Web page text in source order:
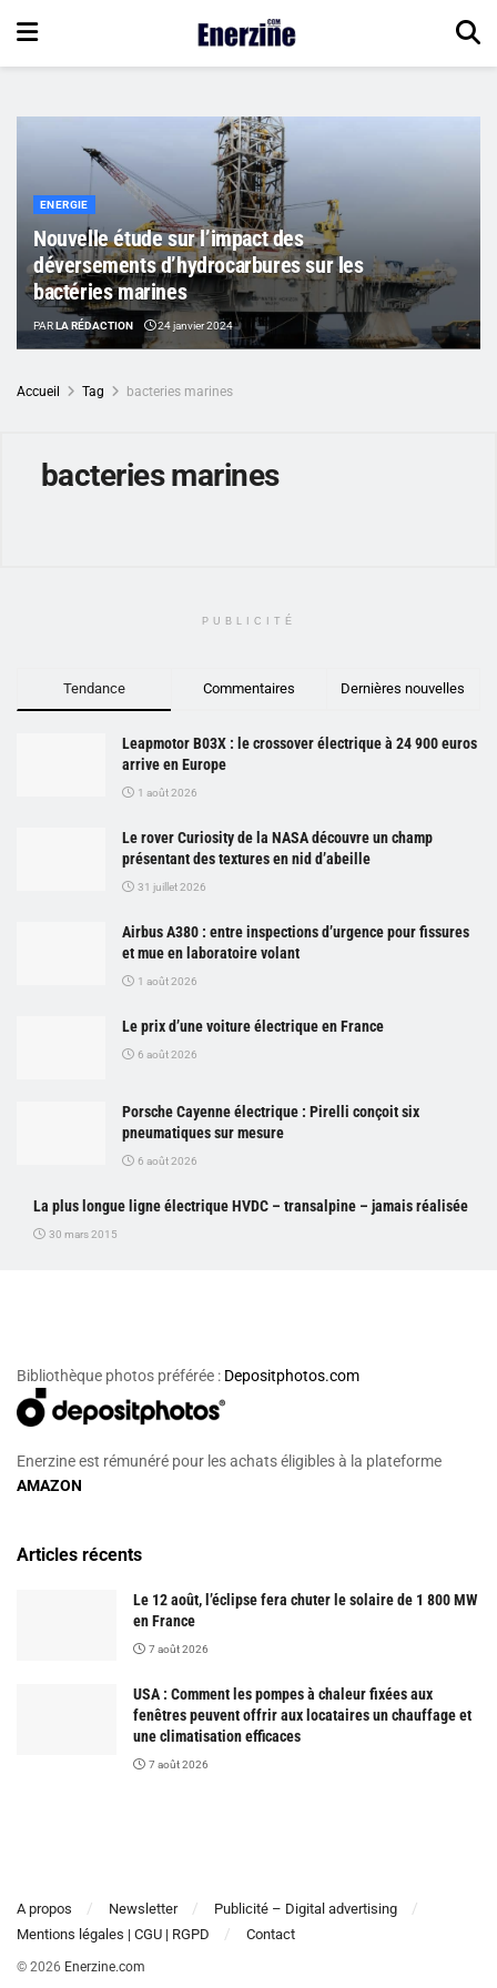
ENERGIE
Nouvelle étude sur l’impact des
déversements d’hydrocarbures sur les
bactéries marines
PARLA RÉDACTION 24 janvier 2024
Accueil Tag bacteries marines
bacteries marines
PUBLICITÉ
Tendance Commentaires Dernières nouvelles
Leapmotor B03X : le crossover électrique à 24 900 euros
arrive en Europe
1 août 2026
Le rover Curiosity de la NASA découvre un champ
présentant des textures en nid d’abeille
31 juillet 2026
Airbus A380 : entre inspections d’urgence pour fissures
et mue en laboratoire volant
1 août 2026
Le prix d’une voiture électrique en France
6 août 2026
Porsche Cayenne électrique : Pirelli conçoit six
pneumatiques sur mesure
6 août 2026
La plus longue ligne électrique HVDC – transalpine – jamais réalisée
30 mars 2015
Bibliothèque photos préférée : Depositphotos.com
Enerzine est rémunéré pour les achats éligibles à la plateforme
AMAZON
Articles récents
Le 12 août, l’éclipse fera chuter le solaire de 1 800 MW
en France
7 août 2026
USA : Comment les pompes à chaleur fixées aux
fenêtres peuvent offrir aux locataires un chauffage et
une climatisation efficaces
7 août 2026
A propos Newsletter
Publicité – Digital advertising
Mentions légales | CGU | RGPD
Contact
© 2026 Enerzine.com